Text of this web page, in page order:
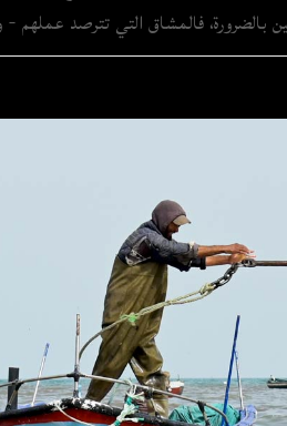
بالضرورة، فالمشاق التي تترصد